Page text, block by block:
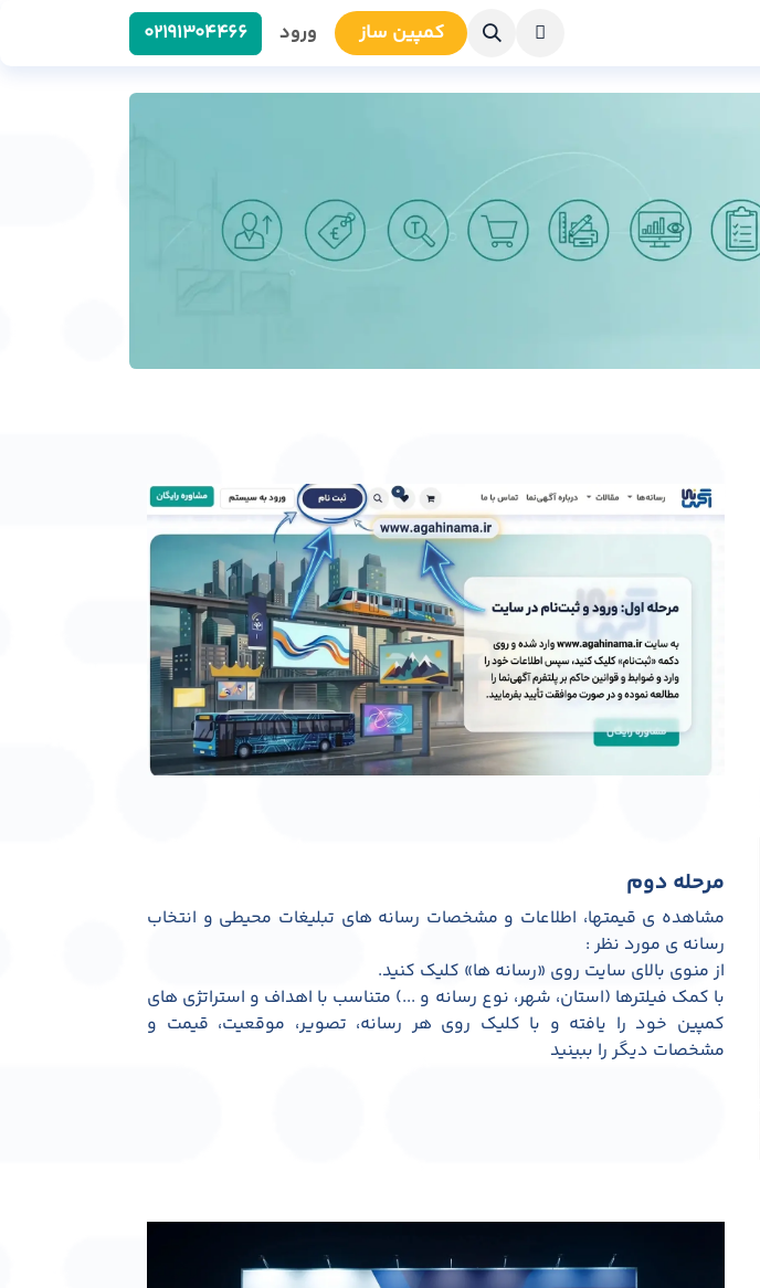
کمپین سا​​ز ورود 0219​1304466
مرحله دوم
مشاهده ی قیمتها، اطلاعات و مشخصات رسانه های تبلیغات محیطی و انتخاب
رسانه ی مورد نظر :
از منوی بالای سایت روی «رسانه ها» کلیک کنید.
با کمک فیلترها (استان، شهر، نوع رسانه و ...) متناسب با اهداف و استراتژی های
کمپین خود را یافته و با کلیک روی هر رسانه، تصویر، موقعیت، قیمت و
مشخصات دیگر را ببینید